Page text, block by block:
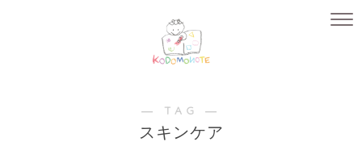
― TAG ―
スキンケア